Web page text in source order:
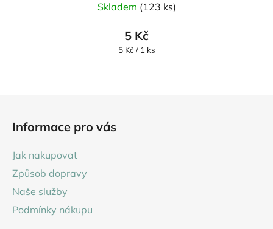
Skladem (123 ks)
5 Kč
Měrná
5 Kč / 1 ks
Informace pro vás
Jak nakupovat
Způsob dopravy
Naše služby
Podmínky nákupu